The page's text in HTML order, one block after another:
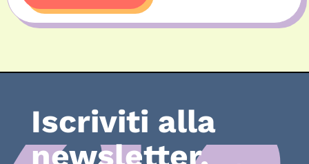
Iscriviti alla
newsletter,